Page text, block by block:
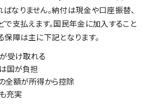
なりません。納付は現金や口座振替、
で支払えます。国民年金に加入すること
保障は主に下記となります。
受け取れる
国が負担
全額が所得から控除
充実